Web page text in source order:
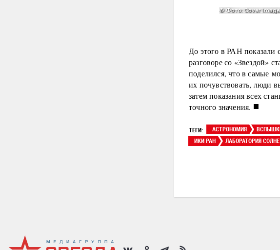
До этого в РАН показали
разговоре со «Звездой»
поделился, что в самые
их почувствовать, люди
затем показания всех
точного значения. ■
ТЕГИ: АСТРОНОМИЯ
ИКИ РАН
ЛАБОРАТОРИЯ